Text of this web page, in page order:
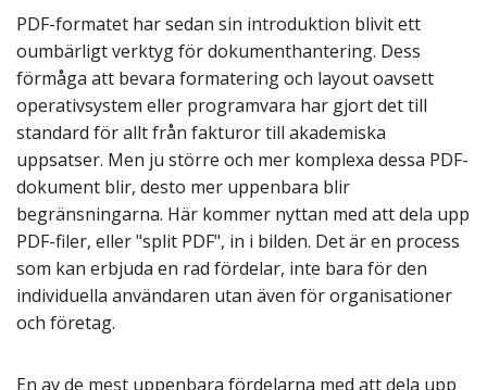
PDF-formatet har sedan sin introduktion blivit ett
oumbärligt verktyg för dokumenthantering. Dess
förmåga att bevara formatering och layout oavsett
operativsystem eller programvara har gjort det till
standard för allt från fakturor till akademiska
uppsatser. Men ju större och mer komplexa dessa PDF-
dokument blir, desto mer uppenbara blir
begränsningarna. Här kommer nyttan med att dela upp
PDF-filer, eller "split PDF", in i bilden. Det är en process
som kan erbjuda en rad fördelar, inte bara för den
individuella användaren utan även för organisationer
och företag.
En av de mest uppenbara fördelarna med att dela upp